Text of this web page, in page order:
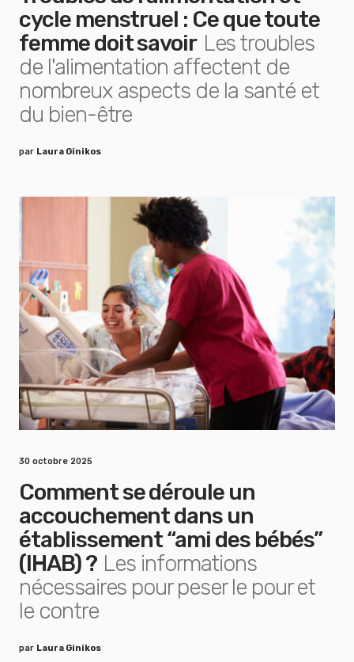
cycle menstruel : Ce que toute
femme doit savoir Les troubles
de l'alimentation affectent de
nombreux aspects de la santé et
du bien-être
par Laura Ginikos
30 octobre 2025
Comment se déroule un
accouchement dans un
établissement “ami des bébés”
(IHAB) ? Les informations
nécessaires pour peser le pour et
le contre
par Laura Ginikos